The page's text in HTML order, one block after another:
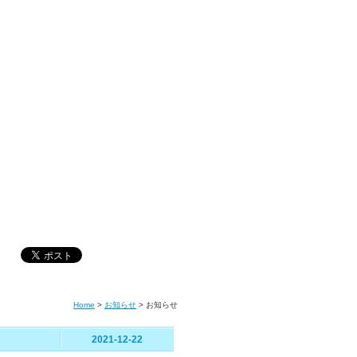
Home > お知らせ > お知らせ
2021-12-22